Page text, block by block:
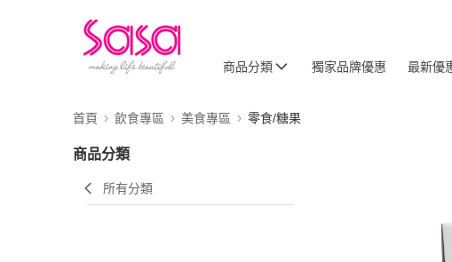
商品分類 獨家品牌優惠 最新優
首頁 飲食專區 美食專區 零食/糖果
商品分類
所有分類